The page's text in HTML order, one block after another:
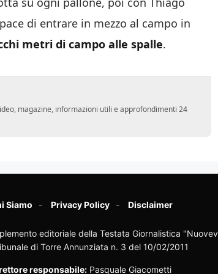
di entrare in mezzo al campo in
metri di campo alle spalle.
magazine, informazioni utili e approfondimenti 24
Siamo Privacy Policy Disclaimer
editoriale della Testata Giornalistica
di Torre Annunziata n. 3 del 10/02/2011
responsabile: Pasquale Giacometti